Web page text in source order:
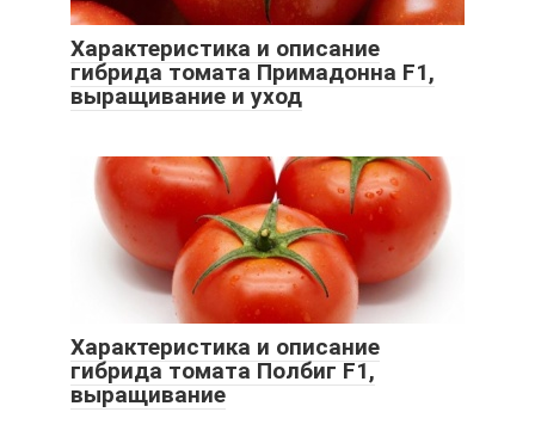
Характеристика и описание
гибрида томата Примадонна F1,
выращивание и уход
Характеристика и описание
гибрида томата Полбиг F1,
выращивание